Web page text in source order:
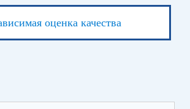
оценка качества